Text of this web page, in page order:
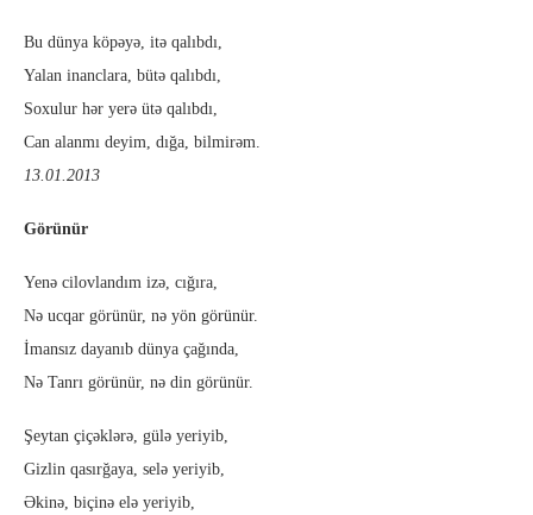
Bu dünya köpəyə, itə qalıbdı,
Yalan inanclara, bütə qalıbdı,
Soxulur hər yerə ütə qalıbdı,
Can alanmı deyim, dığa, bilmirəm.
13.01.2013
Görünür
Yenə cilovlandım izə, cığıra,
Nə ucqar görünür, nə yön görünür.
İmansız dayanıb dünya çağında,
Nə Tanrı görünür, nə din görünür.
Şeytan çiçəklərə, gülə yeriyib,
Gizlin qasırğaya, selə yeriyib,
Əkinə, biçinə elə yeriyib,